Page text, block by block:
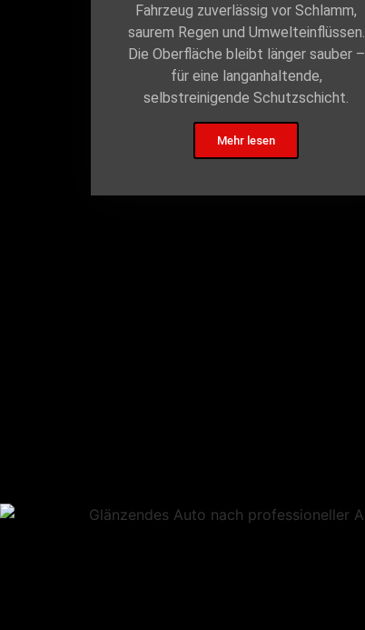
Fahrzeug zuverlässig vor Schlamm,
saurem Regen und Umwelteinflüssen.
Die Oberfläche bleibt länger sauber –
für eine langanhaltende,
selbstreinigende Schutzschicht.
Mehr lesen